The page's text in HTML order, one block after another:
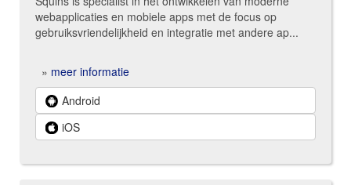
webapplicaties en mobiele apps met de focus op
gebruiksvriendelijkheid en integratie met andere ap...
» meer informatie
Android
iOS